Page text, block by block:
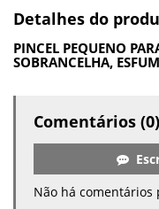
Detalhes do
PINCEL PEQUENO
SOBRANCELHA,
Comentários (0)
Não há